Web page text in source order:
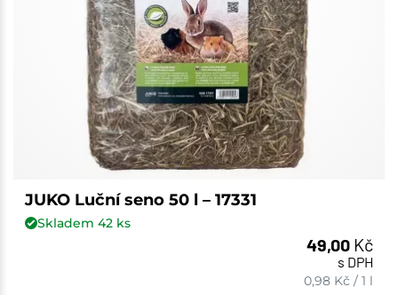
JUKO Luční seno 50 l – 17331
Skladem 42ks
49,00 Kč
s DPH
0,98 Kč /1 l